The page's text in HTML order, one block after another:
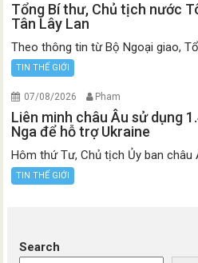
Tổng Bí thư, Chủ tịch nước
Tân Lây Lan
Theo thông tin từ Bộ Ngoại giao,
TIN THẾ GIỚI
07/08/2026 Pham
Liên minh châu Âu sử dụng
Nga để hỗ trợ Ukraine
Hôm thứ Tư, Chủ tịch Ủy ban châu
TIN THẾ GIỚI
Search